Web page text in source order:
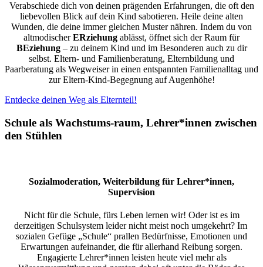
Verabschiede dich von deinen prägenden Erfahrungen, die oft den
liebevollen Blick auf dein Kind sabotieren. Heile deine alten
Wunden, die deine immer gleichen Muster nähren. Indem du von
altmodischerERziehung ablässt, öffnet sich der Raum für
BEziehung– zu deinem Kind und im Besonderen auch zu dir
selbst. Eltern- und Familienberatung, Elternbildung und
Paarberatung als Wegweiser in einen entspannten Familienalltag und
zur Eltern-Kind-Begegnung auf Augenhöhe!
Entdecke deinen Weg als Elternteil!
Schule als Wachstums-raum, Lehrer*innen zwischen
den Stühlen
Sozialmoderation, Weiterbildung für Lehrer*innen,
Supervision
Nicht für die Schule, fürs Leben lernen wir! Oder ist es im
derzeitigen Schulsystem leider nicht meist noch umgekehrt? Im
sozialen Gefüge „Schule“ prallen Bedürfnisse, Emotionen und
Erwartungen aufeinander, die für allerhand Reibung sorgen.
Engagierte Lehrer*innen leisten heute viel mehr als